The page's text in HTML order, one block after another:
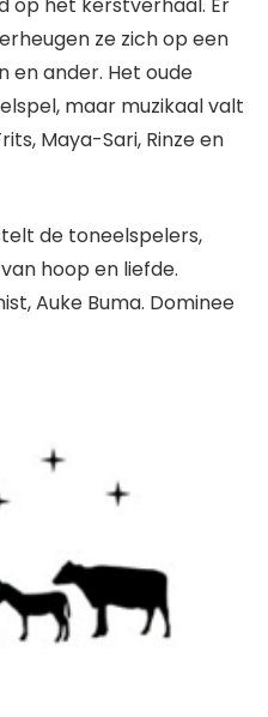
ze zich op een
en ander. Het oude
maar muzikaal valt
Maya-Sari, Rinze en
de toneelspelers,
hoop en liefde.
Auke Buma. Dominee